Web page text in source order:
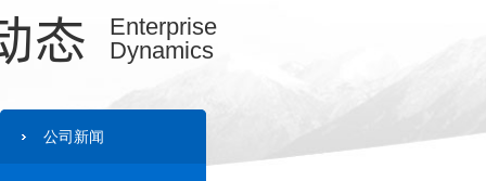
态
Enterprise
Dynamics
公司新闻